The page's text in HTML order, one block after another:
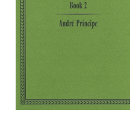
TWITTER
FACEBOOK
YOUTUBE